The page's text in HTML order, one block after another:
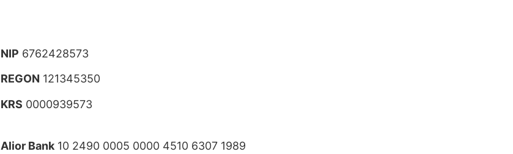
NIP 6762428573
REGON 121345350
KRS 0000939573
Alior Bank 10 2490 0005 0000 4510 6307 1989